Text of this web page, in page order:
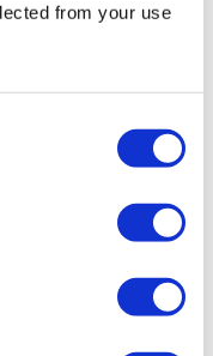
from your use